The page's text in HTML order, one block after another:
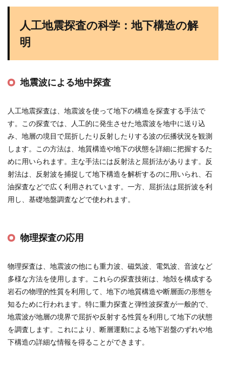
人工地震探査の科学：地下構造の解
明
地震波による地中探査
人工地震探査は、地震波を使って地下の構造を探査する手法で
す。この探査では、人工的に発生させた地震波を地中に送り込
み、地層の境目で屈折したり反射したりする波の伝播状況を観測
します。この方法は、地質構造や地下の状態を詳細に把握するた
めに用いられます。主な手法には反射法と屈折法があります。反
射法は、反射波を捕捉して地下構造を解析するのに用いられ、石
油探査などで広く利用されています。一方、屈折法は屈折波を利
用し、基礎地盤調査などで使われます​​。
物理探査の応用
物理探査は、地震波の他にも重力波、磁気波、電気波、音波など
多様な方法を使用します。これらの探査技術は、地殻を構成する
岩石の物理的性質を利用して、地下の地質構造や断層面の形態を
知るために行われます。特に重力探査と弾性波探査が一般的で、
地震波が地層の境界で屈折や反射する性質を利用して地下の状態
を調査します。これにより、断層運動による地下岩盤のずれや地
下構造の詳細な情報を得ることができます​​。